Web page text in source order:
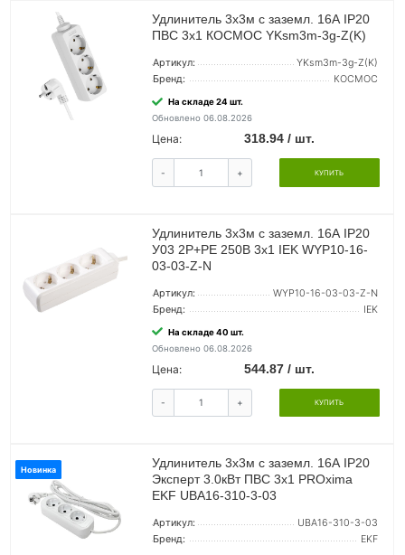
Удлинитель 3х3м с заземл. 16А IP20
ПВС 3х1 КОСМОС YKsm3m-3g-Z(K)
Артикул:
YKsm3m-3g-Z(K)
Бренд:
КОСМОС
На складе 24 шт.
Обновлено 06.08.2026
Цена: 318.94 / шт.
- + КУПИТЬ
Удлинитель 3х3м с заземл. 16А IP20
У03 2P+PE 250В 3х1 IEK WYP10-16-
03-03-Z-N
Артикул:
WYP10-16-03-03-Z-N
Бренд:
IEK
На складе 40 шт.
Обновлено 06.08.2026
Цена: 544.87 / шт.
- + КУПИТЬ
Новинка
Удлинитель 3х3м с заземл. 16А IP20
Эксперт 3.0кВт ПВС 3х1 PROxima
EKF UBA16-310-3-03
Артикул:
UBA16-310-3-03
Бренд:
EKF